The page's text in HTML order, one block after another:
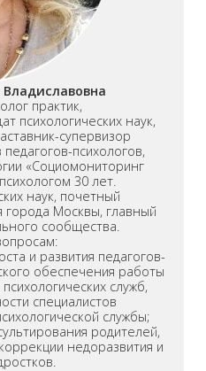
практик,
психологических наук,
супервизор
психологов,
«Социомониторинг
30 лет.
наук, почетный
города Москвы, главный
сообщества.
и развития педагогов-
обеспечения работы
служб,
специалистов
службы;
родителей,
недоразвития и